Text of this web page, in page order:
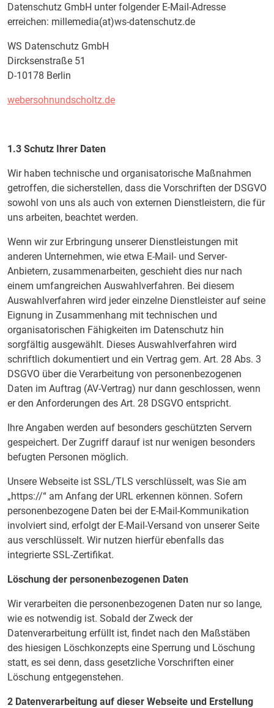
Datenschutz GmbH unter folgender E-Mail-Adresse
erreichen: millemedia(at)ws-datenschutz.de
WS Datenschutz GmbH
Dircksenstraße 51
D-10178 Berlin
webersohnundscholtz.de
1.3 Schutz Ihrer Daten
Wir haben technische und organisatorische Maßnahmen
getroffen, die sicherstellen, dass die Vorschriften der DSGVO
sowohl von uns als auch von externen Dienstleistern, die für
uns arbeiten, beachtet werden.
Wenn wir zur Erbringung unserer Dienstleistungen mit
anderen Unternehmen, wie etwa E-Mail- und Server-
Anbietern, zusammenarbeiten, geschieht dies nur nach
einem umfangreichen Auswahlverfahren. Bei diesem
Auswahlverfahren wird jeder einzelne Dienstleister auf seine
Eignung in Zusammenhang mit technischen und
organisatorischen Fähigkeiten im Datenschutz hin
sorgfältig ausgewählt. Dieses Auswahlverfahren wird
schriftlich dokumentiert und ein Vertrag gem. Art. 28 Abs. 3
DSGVO über die Verarbeitung von personenbezogenen
Daten im Auftrag (AV-Vertrag) nur dann geschlossen, wenn
er den Anforderungen des Art. 28 DSGVO entspricht.
Ihre Angaben werden auf besonders geschützten Servern
gespeichert. Der Zugriff darauf ist nur wenigen besonders
befugten Personen möglich.
Unsere Webseite ist SSL/TLS verschlüsselt, was Sie am
„https://“ am Anfang der URL erkennen können. Sofern
personenbezogene Daten bei der E-Mail-Kommunikation
involviert sind, erfolgt der E-Mail-Versand von unserer Seite
aus verschlüsselt. Wir nutzen hierfür ebenfalls das
integrierte SSL-Zertifikat.
Löschung der personenbezogenen Daten
Wir verarbeiten die personenbezogenen Daten nur so lange,
wie es notwendig ist. Sobald der Zweck der
Datenverarbeitung erfüllt ist, findet nach den Maßstäben
des hiesigen Löschkonzepts eine Sperrung und Löschung
statt, es sei denn, dass gesetzliche Vorschriften einer
Löschung entgegenstehen.
2 Datenverarbeitung auf dieser Webseite und Erstellung